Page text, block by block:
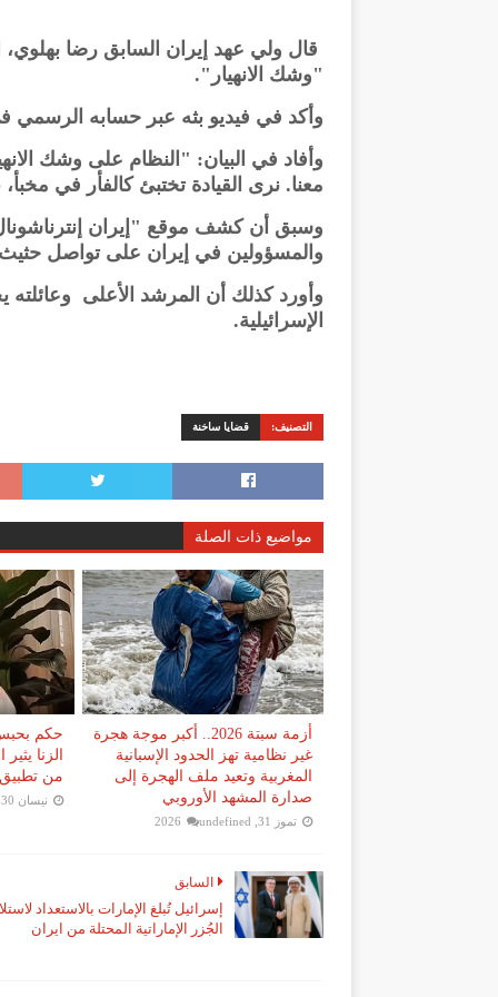
قال ولي عهد إيران السابق رضا بهلوي،
"وشك الانهيار".
وأكد في فيديو بثه عبر حسابه
وأفاد في البيان: "النظام على وشك
معنا. نرى القيادة تختبئ كالفأر في
وسبق أن كشف موقع "إيران
والمسؤولين في إيران على تواصل
وأورد كذلك أن المرشد الأعلى وعائلته
الإسرائيلية.
التصنيف: قضايا ساخنة
مواضيع ذات الصلة
أزمة سبتة 2026.. أكبر موجة هجرة
غير نظامية تهز الحدود الإسبانية
المغربية وتعيد ملف الهجرة إلى
صدارة المشهد الأوروبي
تموز 31, 2026 undefined
حكم
الزنا
من تطبيق
نيسان 30, 2026
السابق
إسرائيل تُبلغ الإمارات بالاستعداد
الجُزر الإماراتية المحتلة من ايران